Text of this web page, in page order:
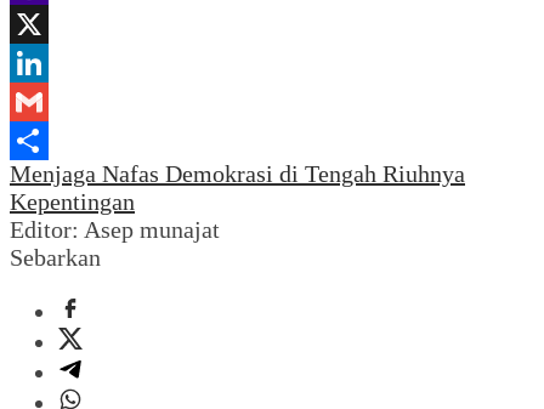
Yahoo
Mail
X
LinkedIn
Gmail
Share
Menjaga Nafas Demokrasi di Tengah Riuhnya
Kepentingan
Editor: Asep munajat
Sebarkan